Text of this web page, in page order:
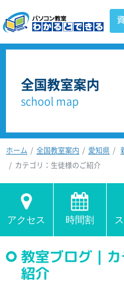
全国教室案内
school map
ホーム 全国教室案内 愛知県
カテゴリ：生徒様のご紹介
アクセス 時間割
教室ブログ｜
紹介